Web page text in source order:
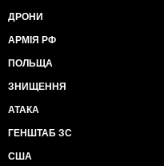
ДРОНИ
АРМІЯ РФ
ПОЛЬЩА
ЗНИЩЕННЯ
АТАКА
ГЕНШТАБ ЗС
США